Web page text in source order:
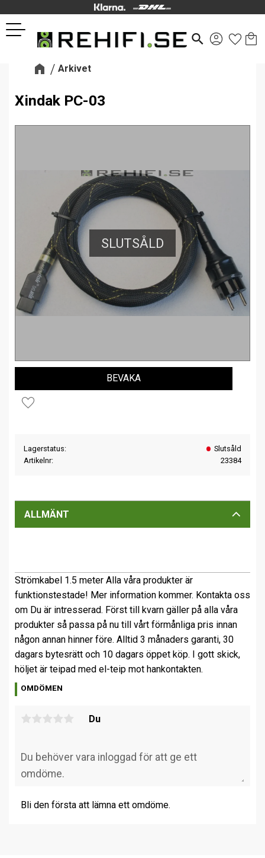
Meny
search
Arkivet
Xindak PC-03
SLUTSÅLD
Lägg till i favoriter
BEVAKA
Lagerstatus
Slutsåld
Artikelnr
23384
ALLMÄNT
Strömkabel 1.5 meter Alla våra produkter är
funktionstestade! Mer information kommer. Kontakta oss
om Du är intresserad. Först till kvarn gäller på alla våra
produkter så passa på nu till vårt förmånliga pris innan
någon annan hinner före. Alltid 3 månaders garanti, 30
dagars bytesrätt och 10 dagars öppet köp. I gott skick,
höljet är teipad med el-teip mot hankontakten.
OMDÖMEN
Du
Bli den första att lämna ett omdöme.